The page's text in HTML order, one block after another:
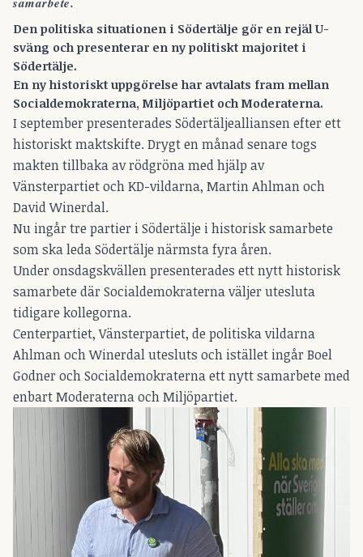
Den politiska situationen i Södertälje gör en rejäl U-
sväng och presenterar en ny politiskt majoritet i
Södertälje.
En ny historiskt uppgörelse har avtalats fram mellan
Socialdemokraterna, Miljöpartiet och Moderaterna.
I september presenterades Södertäljealliansen efter ett
historiskt maktskifte. Drygt en månad senare togs
makten tillbaka av rödgröna med hjälp av
Vänsterpartiet och KD-vildarna, Martin Ahlman och
David Winerdal.
Nu ingår tre partier i Södertälje i historisk samarbete
som ska leda Södertälje närmsta fyra åren.
Under onsdagskvällen presenterades ett nytt historisk
samarbete där Socialdemokraterna väljer utesluta
tidigare kollegorna.
Centerpartiet, Vänsterpartiet, de politiska vildarna
Ahlman och Winerdal utesluts och istället ingår Boel
Godner och Socialdemokraterna ett nytt samarbete med
enbart Moderaterna och Miljöpartiet.